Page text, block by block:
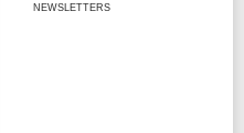
NEWSLETTERS